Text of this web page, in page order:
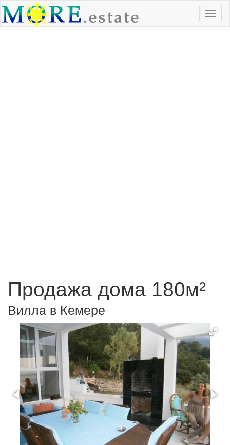
Продажа дома 180м²
Вилла в Кемере